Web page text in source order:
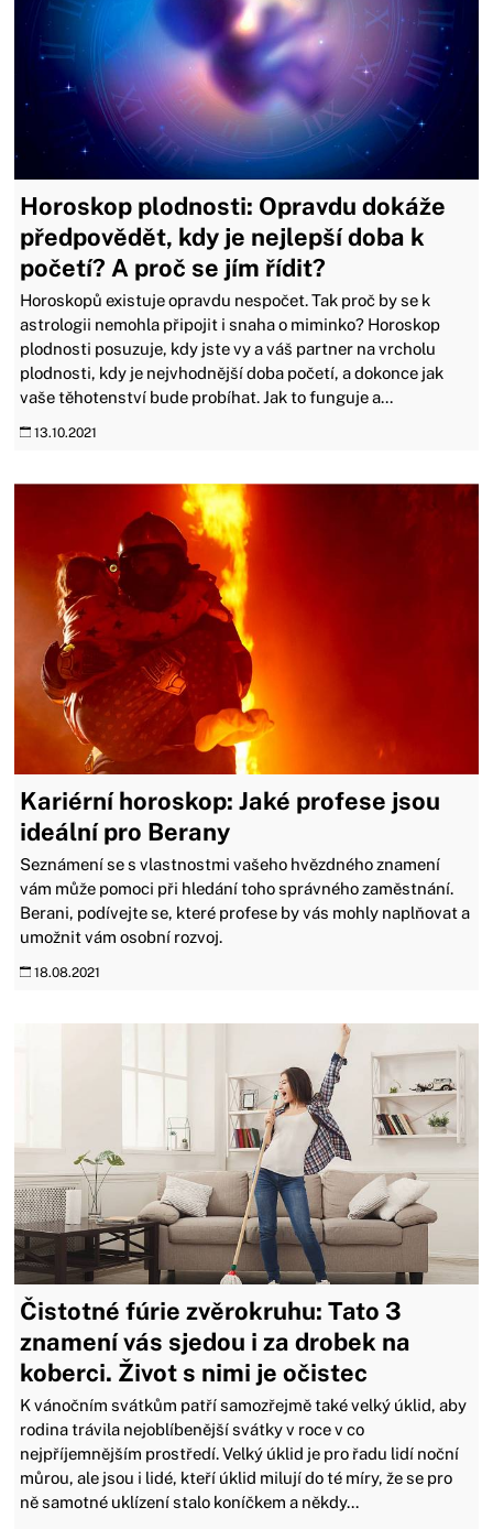
Horoskop plodnosti: Opravdu dokáže
předpovědět, kdy je nejlepší doba k
početí? A proč se jím řídit?
Horoskopů existuje opravdu nespočet. Tak proč by se k
astrologii nemohla připojit i snaha o miminko? Horoskop
plodnosti posuzuje, kdy jste vy a váš partner na vrcholu
plodnosti, kdy je nejvhodnější doba početí, a dokonce jak
vaše těhotenství bude probíhat. Jak to funguje a...
13.10.2021
Kariérní horoskop: Jaké profese jsou
ideální pro Berany
Seznámení se s vlastnostmi vašeho hvězdného znamení
vám může pomoci při hledání toho správného zaměstnání.
Berani, podívejte se, které profese by vás mohly naplňovat a
umožnit vám osobní rozvoj.
18.08.2021
Čistotné fúrie zvěrokruhu: Tato 3
znamení vás sjedou i za drobek na
koberci. Život s nimi je očistec
K vánočním svátkům patří samozřejmě také velký úklid, aby
rodina trávila nejoblíbenější svátky v roce v co
nejpříjemnějším prostředí. Velký úklid je pro řadu lidí noční
můrou, ale jsou i lidé, kteří úklid milují do té míry, že se pro
ně samotné uklízení stalo koníčkem a někdy...